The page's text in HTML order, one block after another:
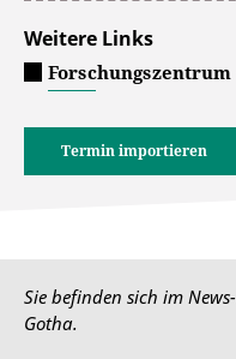
Weitere Links
Forschungszentrum
Termin importieren
Sie befinden sich im
Gotha.